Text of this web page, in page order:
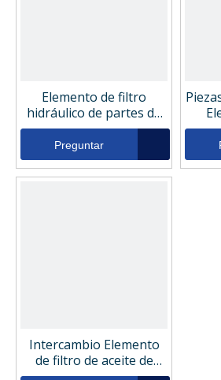
Elemento de filtro
hidráulico de partes de
la cosechadora
LND410B10
Preguntar
Intercambio Elemento
de filtro de aceite de
retorno para Harvester